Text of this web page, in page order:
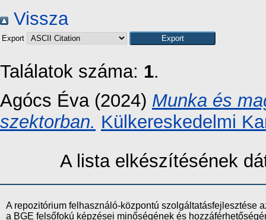
Vissza
Export
Találatok száma: 1.
Agócs Éva (2024) Munka és
szektorban. Külkereskedelmi
A lista elkészítésének
A repozitórium felhasználó-központú szolgáltatásfejlesztése
a BGE felsőfokú képzései minőségének és